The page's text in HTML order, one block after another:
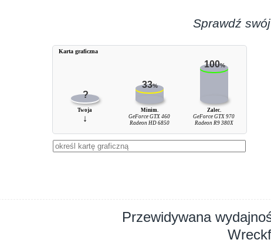
Sprawdź
?
33%
100%
Twoja
↓
Minim.
GeForce GTX 460
Radeon HD 6850
Zalec.
GeForce GTX 970
Radeon R9 380X
Karta graficzna
Przewidywana